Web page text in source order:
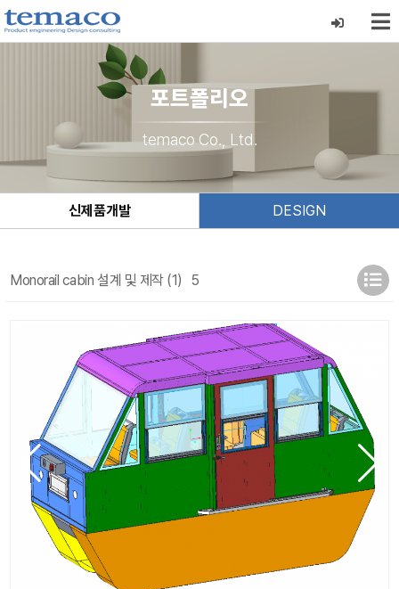
포트폴리오
temaco Co., Ltd.
신제품개발 DESIGN
Monorail cabin 설계 및 제작 (1) 5